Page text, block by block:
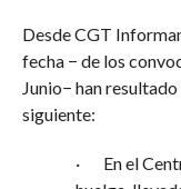
Desde CGT
fecha − de los
Junio− han
siguiente:
· En el